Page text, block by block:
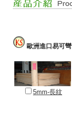
歐洲進口易可彎
5mm-長紋